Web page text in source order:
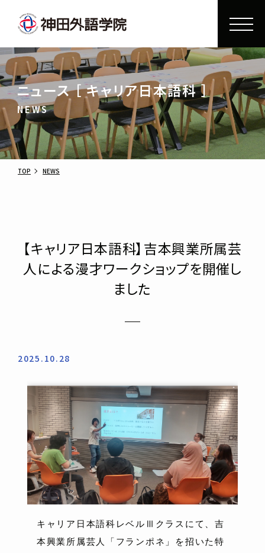
ニュース ［ キャリア日本語科 ］
NEWS
TOP NEWS
【キャリア日本語科】吉本興業所属芸
人による漫才ワークショップを開催し
ました
2025.10.28
キャリア日本語科レベルⅢクラスにて、吉
本興業所属芸人「フランポネ」を招いた特